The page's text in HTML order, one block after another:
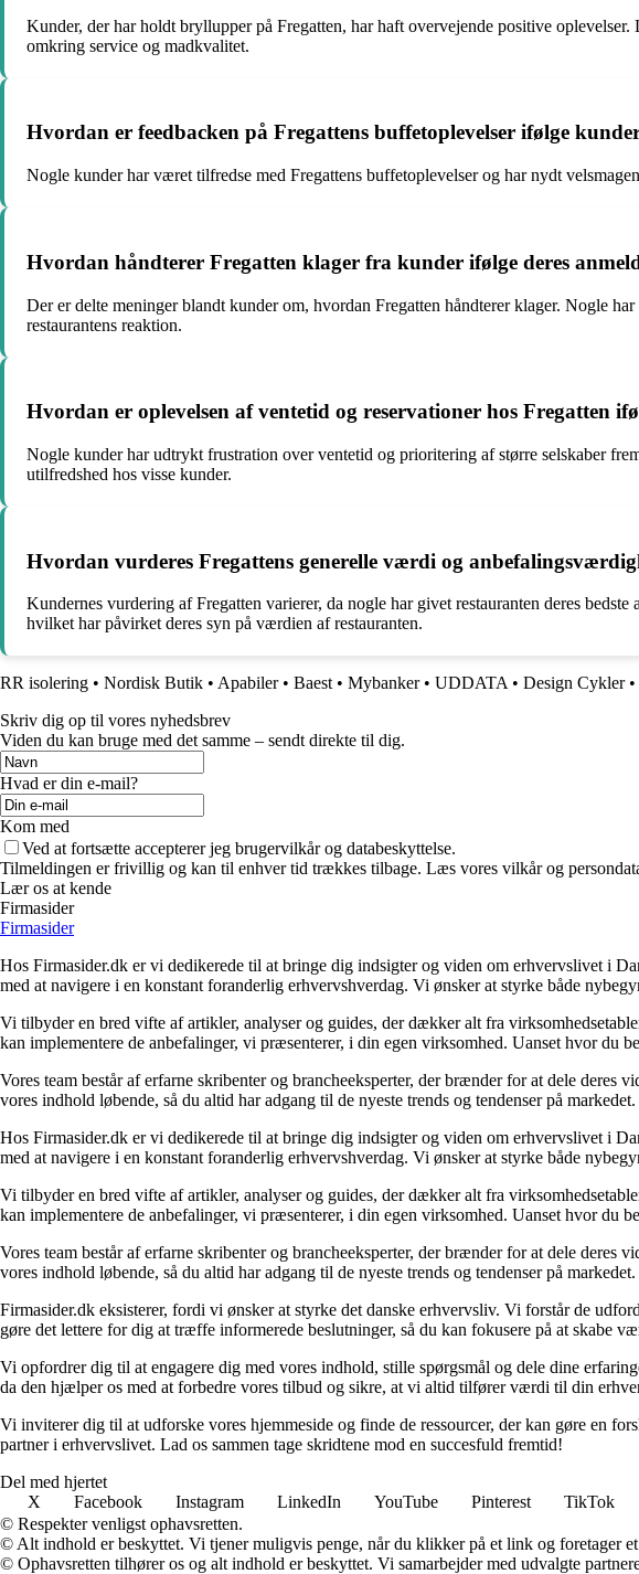
Kunder, der har holdt bryllupper på Fregatten, har haft overvejende positive
omkring service og madkvalitet.
Hvordan er feedbacken på Fregattens buffetoplevelser ifølge
Nogle kunder har været tilfredse med Fregattens buffetoplevelser og har nydt
Hvordan håndterer Fregatten klager fra kunder ifølge deres
Der er delte meninger blandt kunder om, hvordan Fregatten håndterer klager. Nogle
restaurantens reaktion.
Hvordan er oplevelsen af ventetid og reservationer hos Fregatten
Nogle kunder har udtrykt frustration over ventetid og prioritering af større selskaber
utilfredshed hos visse kunder.
Hvordan vurderes Fregattens generelle værdi og
Kundernes vurdering af Fregatten varierer, da nogle har givet restauranten deres
hvilket har påvirket deres syn på værdien af restauranten.
RR isolering • Nordisk Butik • Apabiler• Baest• Mybanker• UDDATA• Design Cykler•
Skriv dig op til vores nyhedsbrev
Viden du kan bruge med det samme – sendt direkte til dig.
Hvad er din e-mail?
Kom med
Ved at fortsætte accepterer jeg brugervilkår og databeskyttelse.
Tilmeldingen er frivillig og kan til enhver tid trækkes tilbage. Læs vores vilkår og
Lær os at kende
Firmasider
Firmasider
Hos Firmasider.dk er vi dedikerede til at bringe dig indsigter og viden om erhvervslivet i
med at navigere i en konstant foranderlig erhvervshverdag. Vi ønsker at styrke både
Vi tilbyder en bred vifte af artikler, analyser og guides, der dækker alt fra
kan implementere de anbefalinger, vi præsenterer, i din egen virksomhed. Uanset hvor du
Vores team består af erfarne skribenter og brancheeksperter, der brænder for at dele
vores indhold løbende, så du altid har adgang til de nyeste trends og tendenser på markedet.
Hos Firmasider.dk er vi dedikerede til at bringe dig indsigter og viden om erhvervslivet i
med at navigere i en konstant foranderlig erhvervshverdag. Vi ønsker at styrke både
Vi tilbyder en bred vifte af artikler, analyser og guides, der dækker alt fra
kan implementere de anbefalinger, vi præsenterer, i din egen virksomhed. Uanset hvor du
Vores team består af erfarne skribenter og brancheeksperter, der brænder for at dele
vores indhold løbende, så du altid har adgang til de nyeste trends og tendenser på markedet.
Firmasider.dk eksisterer, fordi vi ønsker at styrke det danske erhvervsliv. Vi forstår de
gøre det lettere for dig at træffe informerede beslutninger, så du kan fokusere på at skabe
Vi opfordrer dig til at engagere dig med vores indhold, stille spørgsmål og dele dine
da den hjælper os med at forbedre vores tilbud og sikre, at vi altid tilfører værdi til din
Vi inviterer dig til at udforske vores hjemmeside og finde de ressourcer, der kan gøre en
partner i erhvervslivet. Lad os sammen tage skridtene mod en succesfuld fremtid!
Del med hjertet
X
Facebook Instagram LinkedIn YouTube Pinterest TikTok
© Respekter venligst ophavsretten.
© Alt indhold er beskyttet. Vi tjener muligvis penge, når du klikker på et link og foretager
© Ophavsretten tilhører os og alt indhold er beskyttet. Vi samarbejder med udvalgte